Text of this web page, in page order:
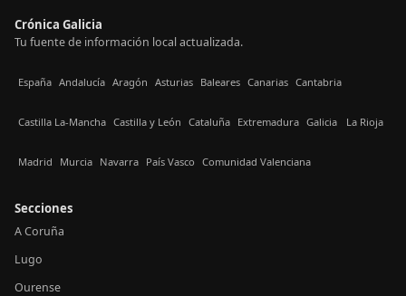
Crónica Galicia
Tu fuente de información local actualizada.
España Andalucía Aragón Asturias Baleares Canarias Cantabria
Castilla La-Mancha Castilla y León Cataluña Extremadura Galicia La Rioja
Madrid Murcia Navarra País Vasco Comunidad Valenciana
Secciones
A Coruña
Lugo
Ourense